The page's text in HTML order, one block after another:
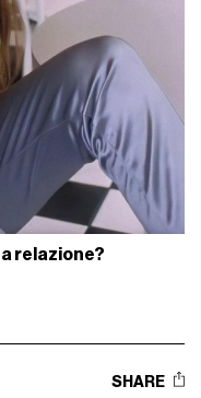
relazione?
SHARE